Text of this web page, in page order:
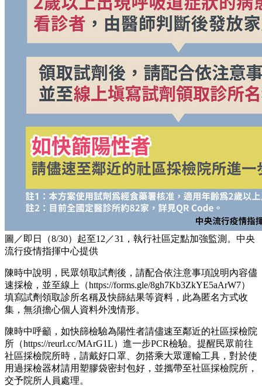
圖／即日（8/30）起至12／31，執行社區定點加強監測。中央
流行疫情指揮中心提供
陳時中說明，民眾領取試劑後，請配合依注意事項說明內容儘
速採檢，並至線上（https://forms.gle/8gh7Kb3ZkYE5aArW7）
填寫試劑領取診所名稱及快篩結果等資料，此為匿名方式收
集，無須擔心個人資料外洩情形。
陳時中呼籲，如快篩檢驗為陽性者請儘速至鄰近的社區採檢院
所（https://reurl.cc/MArG1L）進一步PCR檢驗。提醒民眾前往
社區採檢院所時，請戴好口罩、勿搭乘大眾運輸工具，對於使
用過採檢器材請用塑膠袋密封包好，並攜帶至社區採檢院所，
交予院所人員處理。